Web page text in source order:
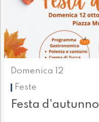
Domenica 12
Feste
Festa d'autunno